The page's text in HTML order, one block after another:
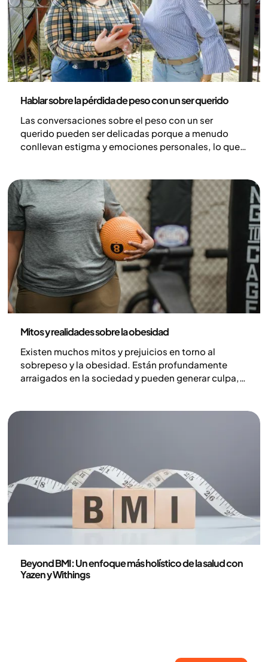
Hablar sobre la pérdida de peso con un ser querido
Las conversaciones sobre el peso con un ser
querido pueden ser delicadas porque a menudo
conllevan estigma y emociones personales, lo que
embargo, cuando se abordan con empatía, estas
conversaciones pueden fortalecer la confianza y
fomentar hábitos más saludables.
Mitos y realidades sobre la obesidad
Existen muchos mitos y prejuicios en torno al
sobrepeso y la obesidad. Están profundamente
arraigados en la sociedad y pueden generar culpa,
el conocimiento que de verdad marca la diferencia.
Beyond BMI: Un enfoque más holístico de la salud con
Yazen y Withings